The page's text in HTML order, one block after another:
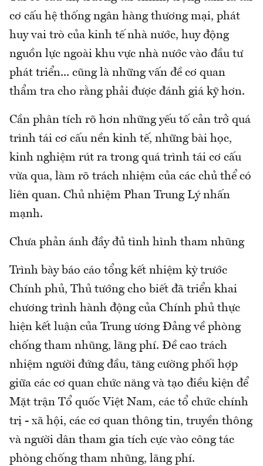
cơ cấu hệ thống ngân hàng thương mại, phát
huy vai trò của kinh tế nhà nước, huy động
nguồn lực ngoài khu vực nhà nước vào đầu tư
phát triển... cũng là những vấn đề cơ quan
thẩm tra cho rằng phải được đánh giá kỹ hơn.
Cần phân tích rõ hơn những yếu tố cản trở quá
trình tái cơ cấu nền kinh tế, những bài học,
kinh nghiệm rút ra trong quá trình tái cơ cấu
vừa qua, làm rõ trách nhiệm của các chủ thể có
liên quan. Chủ nhiệm Phan Trung Lý nhấn
mạnh.
Chưa phản ánh đầy đủ tình hình tham nhũng
Trình bày báo cáo tổng kết nhiệm kỳ trước
Chính phủ, Thủ tướng cho biết đã triển khai
chương trình hành động của Chính phủ thực
hiện kết luận của Trung ương Đảng về phòng
chống tham nhũng, lãng phí. Đề cao trách
nhiệm người đứng đầu, tăng cường phối hợp
giữa các cơ quan chức năng và tạo điều kiện để
Mặt trận Tổ quốc Việt Nam, các tổ chức chính
trị - xã hội, các cơ quan thông tin, truyền thông
và người dân tham gia tích cực vào công tác
phòng chống tham nhũng, lãng phí.